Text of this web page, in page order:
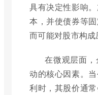
具有决定性影响
本，并使债券等
而可能对股市构成
在微观层面
动的核心因素。
利时，其股价通